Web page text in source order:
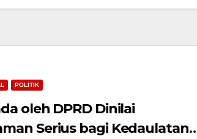
POLITIK
oleh DPRD Dinilai
Serius bagi Kedaulatan